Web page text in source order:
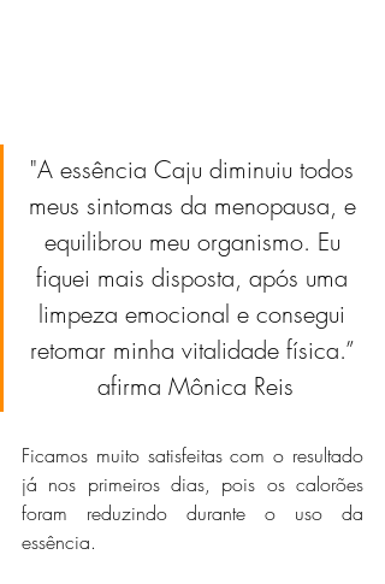
"A essência Caju diminuiu todos
meus sintomas da menopausa, e
equilibrou meu organismo. Eu
fiquei mais disposta, após uma
limpeza emocional e consegui
retomar minha vitalidade física.”
afirma Mônica Reis
Ficamos muito satisfeitas com o resultado
já nos primeiros dias, pois os calorões
foram reduzindo durante o uso da
essência.